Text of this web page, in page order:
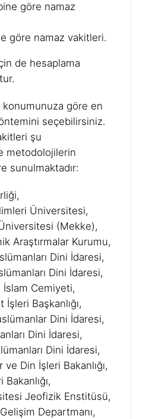
göre namaz
göre namaz vakitleri.
de hesaplama
göre en
seçebilirsiniz.
şu
metodolojilerin
sunulmaktadır:
Üniversitesi,
(Mekke),
Araştırmalar Kurumu,
Dini İdaresi,
Dini İdaresi,
İslam Cemiyeti,
Başkanlığı,
Dini İdaresi,
Dini İdaresi,
Dini İdaresi,
ve Din İşleri Bakanlığı,
Jeofizik Enstitüsü,
Departmanı,